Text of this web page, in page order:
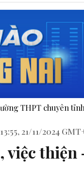
Phước. Công bố
13:55, 21/11/2024
việc thiện